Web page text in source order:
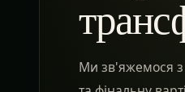
Ми зв'яжемося